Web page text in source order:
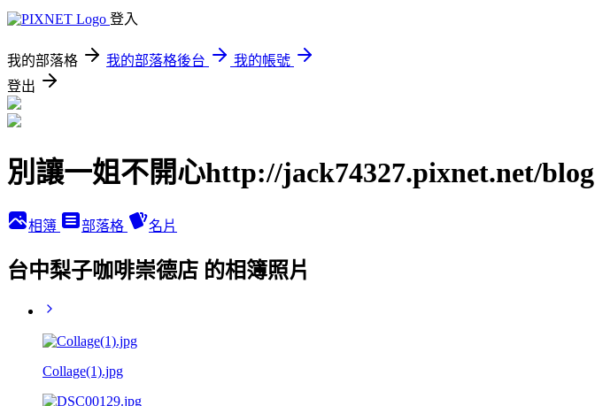
登入
我的部落格 我的部落格後台
我的帳號
登出
別讓一姐不開心http://jack74327.pixnet.net/blog
相簿 部落格 名片
台中梨子咖啡崇德店 的相簿照片
Collage(1).jpg